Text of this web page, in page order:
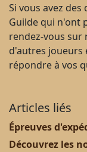
Si vous avez
Guilde qui n'ont
rendez-vous sur
d'autres joueurs
répondre à vos
Articles liés
Épreuves
Découvrez les